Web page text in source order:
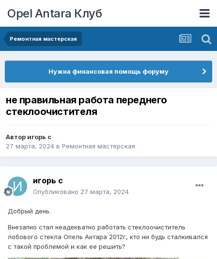
Opel Antara Клуб
Ремонтная мастерская
Нужна финансовая помощь форуму
не правильная работа переднего
стеклоочистителя
Автор игорь с
27 марта, 2024 в Ремонтная мастерская
игорь с
Опубликовано 27 марта, 2024
Добрый день.
Внезапно стал неадекватно работать стеклоочиститель
лобового стекла Опель Антара 2012г, кто ни будь сталкивался
с такой проблемой и как ее решить?